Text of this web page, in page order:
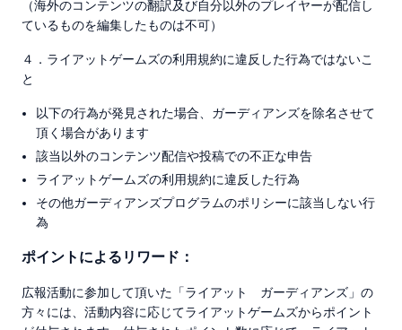
（海外のコンテンツの翻訳及び自分以外のプレイヤーが配信し
ているものを編集したものは不可）
４．ライアットゲームズの利用規約に違反した行為ではないこ
と
以下の行為が発見された場合、ガーディアンズを除名させて
頂く場合があります
該当以外のコンテンツ配信や投稿での不正な申告
ライアットゲームズの利用規約に違反した行為
その他ガーディアンズプログラムのポリシーに該当しない行
為
ポイントによるリワード：
広報活動に参加して頂いた「ライアット ガーディアンズ」の
方々には、活動内容に応じてライアットゲームズからポイント